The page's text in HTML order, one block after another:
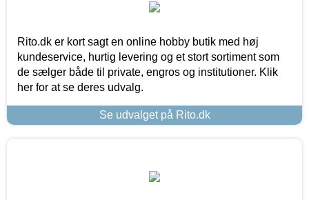
Rito.dk er kort sagt en online hobby butik med høj
kundeservice, hurtig levering og et stort sortiment som
de sælger både til private, engros og institutioner. Klik
her for at se deres udvalg.
Se udvalget på Rito.dk